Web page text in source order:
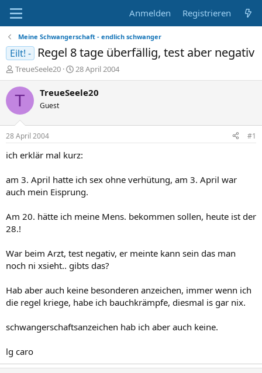
Anmelden Registrieren
Meine Schwangerschaft - endlich schwanger
Eilt! - Regel 8 tage überfällig, test aber negativ
E
r
s
e
r
TreueSeele20
E
r
s
t
a
28 April 2004
T TreueSeele20
Guest
28 April 2004 #1
ich erklär mal kurz:
am 3. April hatte ich sex ohne verhütung, am 3. April war
auch mein Eisprung.
Am 20. hätte ich meine Mens. bekommen sollen, heute ist der
28.!
War beim Arzt, test negativ, er meinte kann sein das man
noch ni xsieht.. gibts das?
Hab aber auch keine besonderen anzeichen, immer wenn ich
die regel kriege, habe ich bauchkrämpfe, diesmal is gar nix.
schwangerschaftsanzeichen hab ich aber auch keine.
lg caro